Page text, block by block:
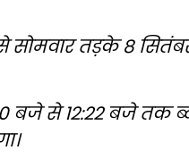
से सोमवार तड़के 8
बजे से 12:22 बजे तक